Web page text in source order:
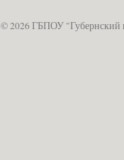
© 2026 ГБПОУ "Губернский